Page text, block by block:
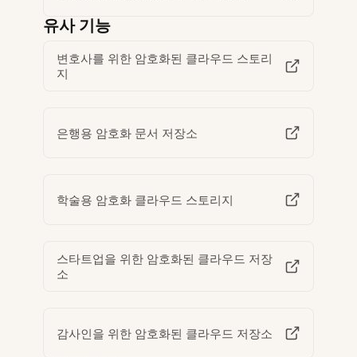
유사 기능
변호사를 위한 암호화된 클라우드 스토리
지
은행용 암호화 문서 저장소
학술용 암호화 클라우드 스토리지
스타트업을 위한 암호화된 클라우드 저장
소
감사인을 위한 암호화된 클라우드 저장소